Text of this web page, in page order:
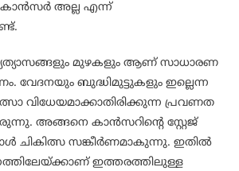
കാന്‍സര്‍ അല്ല എന്ന്
മുഴകളും ആണ് സാധാരണ
വേദനയും ബുദ്ധിമുട്ടുകളും ഇല്ലെന്ന
വിധേയമാക്കാതിരിക്കുന്ന പ്രവണത
അങ്ങനെ കാന്‍സറിന്റെ സ്റ്റേജ്
ചികിത്സ സങ്കീര്‍ണമാകുന്നു. ഇതില്‍
ഇത്തരത്തിലുള്ള